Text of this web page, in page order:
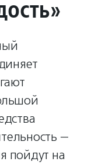
—
пойдут на